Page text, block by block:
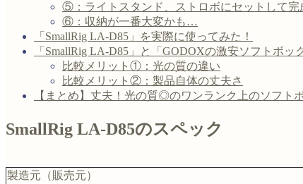
⑤：ライトスタンド、ストロボにセットして完
⑥：収納が一番大変かも…
「SmallRig LA-D85」を実際に使ってみた！
「SmallRig LA-D85」と「GODOXの激安ソフトボッ
比較メリット①：光の質の違い
比較メリット②：製品自体の丈夫さ
【まとめ】丈夫！光の質◎のワンランク上のソフト
SmallRig LA-D85のスペック
製造元（販売元）